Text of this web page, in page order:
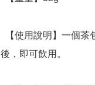
後，即可飲用。